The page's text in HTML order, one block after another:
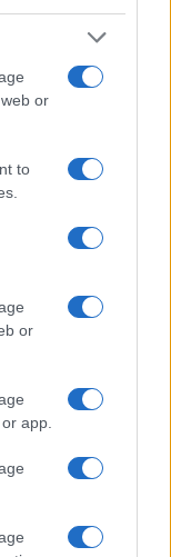
or
to
or
app.
giorni di
libertà,
che
la nascita della